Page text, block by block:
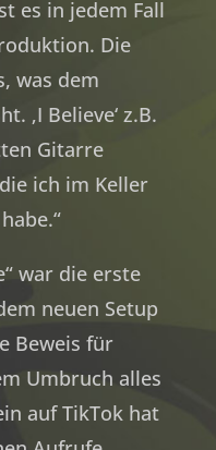
es in jedem Fall
Die
was dem
‚I Believe‘ z.B.
Gitarre
ich im Keller
war die erste
neuen Setup
Beweis für
Umbruch alles
auf TikTok hat